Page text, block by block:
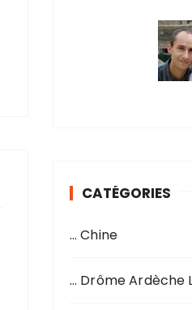
CATÉGORIES
… Chine
… Drôme Ardèche